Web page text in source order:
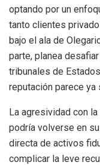
optando por un
tanto clientes
bajo el ala de
parte, planea
tribunales de
reputación parece ya
La agresividad con
podría volverse en
directa de activos
complicar la leve